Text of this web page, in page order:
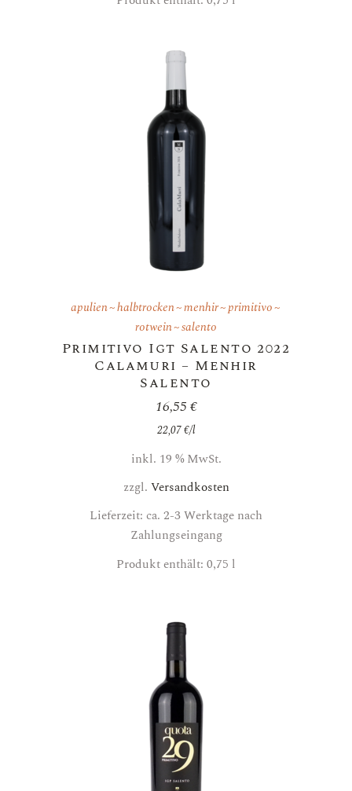
apulien halbtrocken menhir primitivo
rotwein salento
Primitivo Igt Salento 2022
Calamuri – Menhir
Salento
16,55€
22,07€/l
inkl. 19 % MwSt.
zzgl. Versandkosten
Lieferzeit: ca. 2-3 Werktage nach
Zahlungseingang
Produkt enthält: 0,75 l